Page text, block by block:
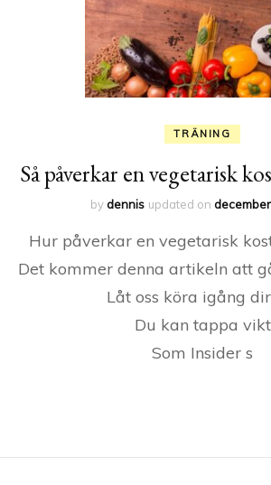
TRÄNING
Så påverkar en vegetarisk
by dennis updated on
Hur påverkar en vegetarisk
Det kommer denna artikeln att
Låt oss köra igång
Du kan tappa vikt
Som Insider s